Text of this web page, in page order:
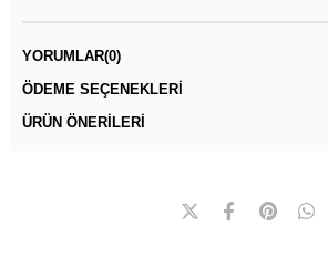
YORUMLAR(0)
ÖDEME SEÇENEKLERI
ÜRÜN ÖNERILERI